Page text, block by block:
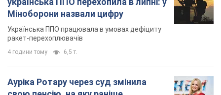
Міноборони назвали цифру
Українська ППО працювала в умовах дефіциту
ракет-перехоплювачів
4 години тому 6,5 т.
Ауріка Ротару через суд змінила